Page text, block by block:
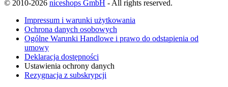
© 2010-2026 niceshops GmbH - All rights reserved.
Impressum i warunki użytkowania
Ochrona danych osobowych
Ogólne Warunki Handlowe i prawo do odstąpienia od
umowy
Deklaracja dostępności
Ustawienia ochrony danych
Rezygnacja z subskrypcji